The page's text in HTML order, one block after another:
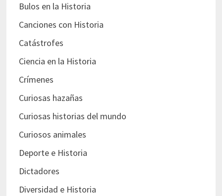
Bulos en la Historia
Canciones con Historia
Catástrofes
Ciencia en la Historia
Crímenes
Curiosas hazañas
Curiosas historias del mundo
Curiosos animales
Deporte e Historia
Dictadores
Diversidad e Historia